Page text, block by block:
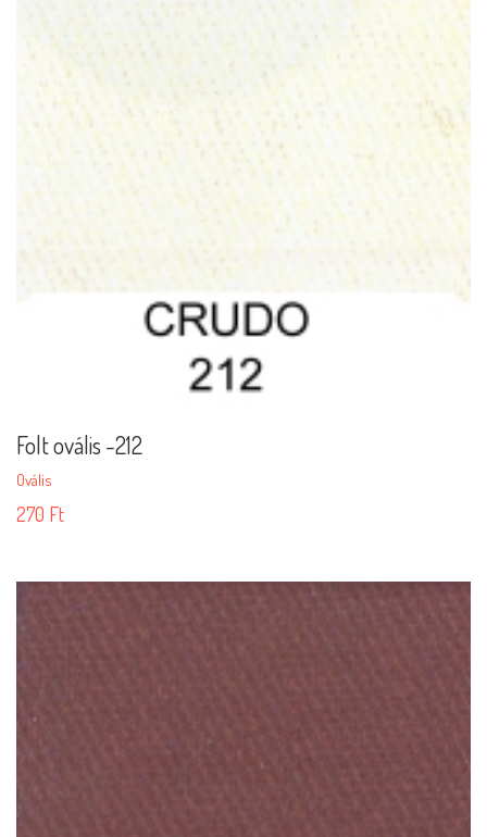
Folt ovális -212
Ovális
270 Ft